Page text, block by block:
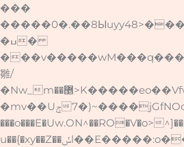
���
�ߎ�
雛/
�Nw_m��޵>K�����eo��Vfw�Cew�n�xw�����|;}Y���~cE`�����[懣
�mv��Uݮ~(�7����jGfNOov���r��t����}
���o���E�Uw.ON^��RO�V�o>
u��{�xy��Z��ݽl��E�����:o��ۛ֒��]�}